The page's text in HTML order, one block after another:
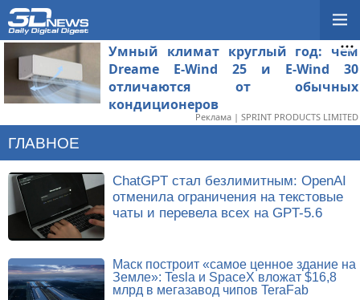
Умный климат круглый год: чем
Dreame E-Wind 25 и E-Wind 30
отличаются от обычных
кондиционеров
Реклама | SPRINT PRODUCTS LIMITED
ГЛАВНОЕ
ChatGPT стал безлимитным: OpenAI
отменила ограничения на текстовые
чаты и перевела всех на GPT-5.6
Маск построит «самое ценное здание на
Земле»: Tesla и SpaceX вложат $16,8
млрд в мегазавод чипов TeraFab